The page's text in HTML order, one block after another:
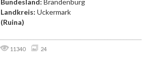
Bundesland: Brandenburg
Landkreis: Uckermark
(Ruina)
11340 24